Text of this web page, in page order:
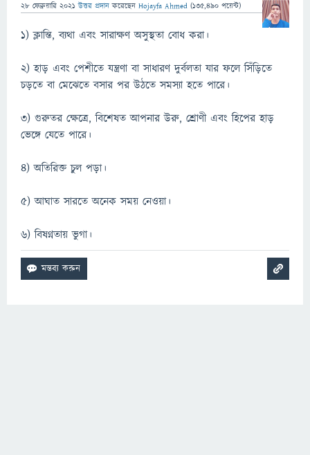
28 ফেব্রুয়ারি 2021 উত্তর প্রদান করেছেন Hojayfa Ahmed (135,490 পয়েন্ট)
১) ক্লান্তি, ব্যথা এবং সারাক্ষণ অসুস্থতা বোধ করা।
২) হাড় এবং পেশীতে যন্ত্রণা বা সাধারণ দুর্বলতা যার ফলে সিঁড়িতে
চড়তে বা মেঝেতে বসার পর উঠতে সমস্যা হতে পারে।
৩) গুরুতর ক্ষেত্রে, বিশেষত আপনার উরু, শ্রোণী এবং হিপের হাড়
ভেঙ্গে যেতে পারে।
৪) অতিরিক্ত চুল পড়া।
৫) আঘাত সারতে অনেক সময় নেওয়া।
৬) বিষণ্নতায় ভুগা।